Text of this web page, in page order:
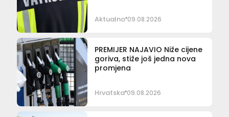
Aktualno 09.08.2026
PREMIJER NAJAVIO Niže cijene
goriva, stiže još jedna nova
promjena
Hrvatska 09.08.2026